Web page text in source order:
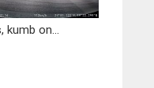
kumb on...